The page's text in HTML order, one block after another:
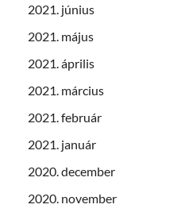
2021. június
2021. május
2021. április
2021. március
2021. február
2021. január
2020. december
2020. november